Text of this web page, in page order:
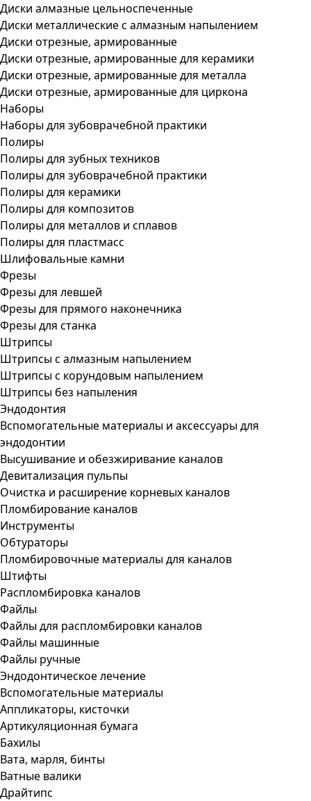
Диски алмазные цельноспеченные
Диски металлические с алмазным напылением
Диски отрезные, армированные
Диски отрезные, армированные для керамики
Диски отрезные, армированные для металла
Диски отрезные, армированные для циркона
Наборы
Наборы для зубоврачебной практики
Полиры
Полиры для зубных техников
Полиры для зубоврачебной практики
Полиры для керамики
Полиры для композитов
Полиры для металлов и сплавов
Полиры для пластмасс
Шлифовальные камни
Фрезы
Фрезы для левшей
Фрезы для прямого наконечника
Фрезы для станка
Штрипсы
Штрипсы c алмазным напылением
Штрипсы c корундовым напылением
Штрипсы без напыления
Эндодонтия
Вспомогательные материалы и аксессуары для
эндодонтии
Высушивание и обезжиривание каналов
Девитализация пульпы
Очистка и расширение корневых каналов
Пломбирование каналов
Инструменты
Обтураторы
Пломбировочные материалы для каналов
Штифты
Распломбировка каналов
Файлы
Файлы для распломбировки каналов
Файлы машинные
Файлы ручные
Эндодонтическое лечение
Вспомогательные материалы
Аппликаторы, кисточки
Артикуляционная бумага
Бахилы
Вата, марля, бинты
Ватные валики
Драйтипс